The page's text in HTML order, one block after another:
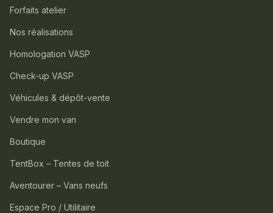
Forfaits atelier
Nos réalisations
Homologation VASP
Check-up VASP
Véhicules & dépôt-vente
Vendre mon van
Boutique
TentBox – Tentes de toit
Aventourer – Vans neufs
Espace Pro / Utilitaire